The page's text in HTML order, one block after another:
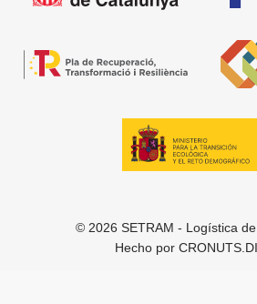
© 2026 SETRAM - Logística
Hecho por